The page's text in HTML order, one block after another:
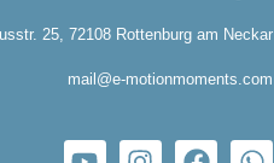
25, 72108 Rottenburg am Neckar
mail@e-motionmoments.com